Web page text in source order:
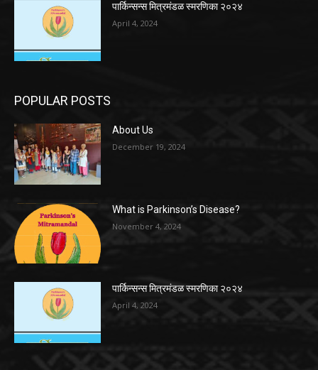
पार्किन्सन्स मित्रमंडळ स्मरणिका २०२४
April 4, 2024
POPULAR POSTS
About Us
December 19, 2024
What is Parkinson’s Disease?
November 4, 2024
पार्किन्सन्स मित्रमंडळ स्मरणिका २०२४
April 4, 2024